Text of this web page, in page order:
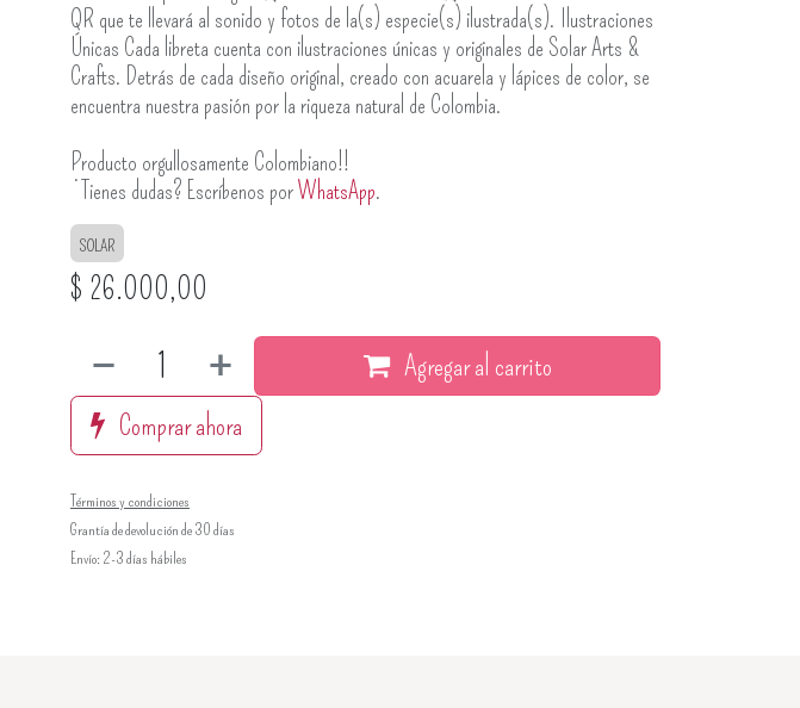
QR que te llevará al sonido y fotos de la(s) especie(s) ilustrada(s). Ilustraciones
Únicas Cada libreta cuenta con ilustraciones únicas y originales de Solar Arts &
Crafts. Detrás de cada diseño original, creado con acuarela y lápices de color, se
encuentra nuestra pasión por la riqueza natural de Colombia.
Producto orgullosamente Colombiano!!
¿Tienes dudas? Escríbenos porWhatsApp.
SOLAR
$ 26.000,00
Agregar al carrito
Comprar ahora
Términos y condiciones
Grantía de devolución de 30 días
Envío: 2-3 días hábiles